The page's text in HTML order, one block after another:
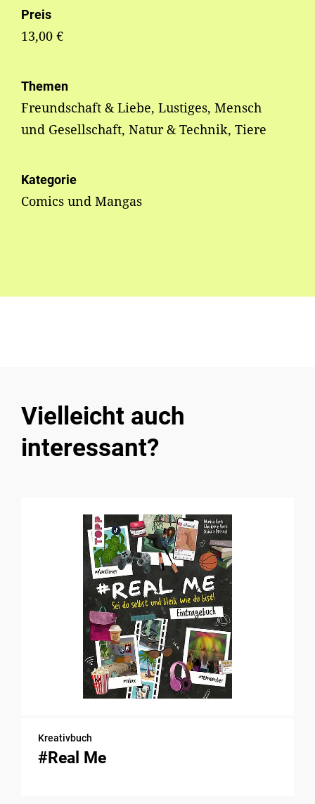
Preis
13,00 €
Themen
Freundschaft & Liebe, Lustiges, Mensch
und Gesellschaft, Natur & Technik, Tiere
Kategorie
Comics und Mangas
Vielleicht auch
interessant?
Kreativbuch
#Real Me